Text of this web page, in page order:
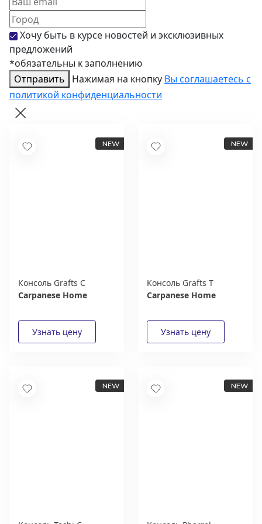
Хочу быть в курсе новостей и эксклюзивных
предложений
*обязательны к заполнению
Отправить
Нажимая на кнопку Вы соглашаетесь с
политикой конфиденциальности
Консоль Grafts C
Carpanese Home
Консоль Grafts T
Carpanese Home